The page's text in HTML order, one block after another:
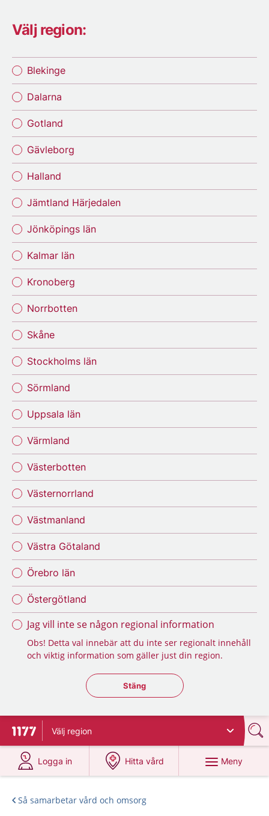
Välj region:
Blekinge
Dalarna
Gotland
Gävleborg
Halland
Jämtland Härjedalen
Jönköpings län
Kalmar län
Kronoberg
Norrbotten
Skåne
Stockholms län
Sörmland
Uppsala län
Värmland
Västerbotten
Västernorrland
Västmanland
Västra Götaland
Örebro län
Östergötland
Jag vill inte se någon regional information
Obs! Detta val innebär att du inte ser regionalt innehåll
och viktig information som gäller just din region.
Stäng regionsväljaren
Stäng
Till startsidan för 1177
Välj region
Logga in
på 1177.se
Hitta vård
på 1177.se
Meny
Så samarbetar vård och omsorg